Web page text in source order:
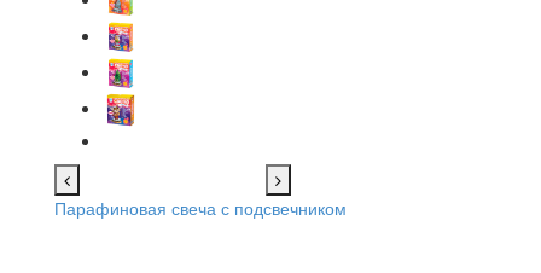
Парафиновая свеча с подсвечником